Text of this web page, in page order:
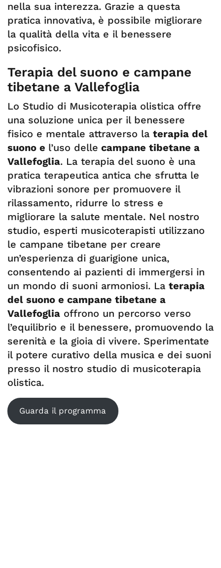
nella sua interezza. Grazie a questa
pratica innovativa, è possibile migliorare
la qualità della vita e il benessere
psicofisico.
Terapia del suono e campane
tibetane a Vallefoglia
Lo Studio di Musicoterapia olistica offre
una soluzione unica per il benessere
fisico e mentale attraverso la terapia del
suono e l’uso delle campane tibetane a
Vallefoglia. La terapia del suono è una
pratica terapeutica antica che sfrutta le
vibrazioni sonore per promuovere il
rilassamento, ridurre lo stress e
migliorare la salute mentale. Nel nostro
studio, esperti musicoterapisti utilizzano
le campane tibetane per creare
un’esperienza di guarigione unica,
consentendo ai pazienti di immergersi in
un mondo di suoni armoniosi. La terapia
del suono e campane tibetane a
Vallefoglia offrono un percorso verso
l’equilibrio e il benessere, promuovendo la
serenità e la gioia di vivere. Sperimentate
il potere curativo della musica e dei suoni
presso il nostro studio di musicoterapia
olistica.
Guarda il programma